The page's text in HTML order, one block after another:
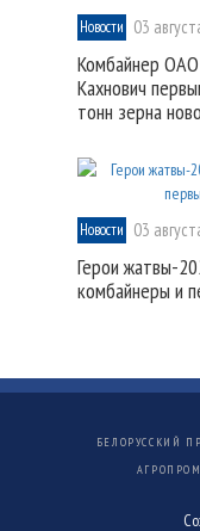
Новости 03
Комбайнер ОАО
Кахнович
тонн зерна
Новости 03
Герои жатвы-
комбайнеры и
БЕЛОРУССКИЙ